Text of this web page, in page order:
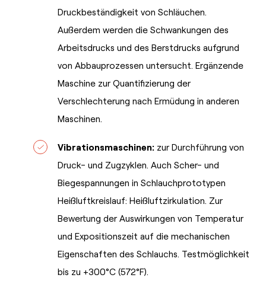
Druckbeständigkeit von Schläuchen.
Außerdem werden die Schwankungen des
Arbeitsdrucks und des Berstdrucks aufgrund
von Abbauprozessen untersucht. Ergänzende
Maschine zur Quantifizierung der
Verschlechterung nach Ermüdung in anderen
Maschinen.
Vibrationsmaschinen: zur Durchführung von
Druck- und Zugzyklen. Auch Scher- und
Biegespannungen in Schlauchprototypen
Heißluftkreislauf: Heißluftzirkulation. Zur
Bewertung der Auswirkungen von Temperatur
und Expositionszeit auf die mechanischen
Eigenschaften des Schlauchs. Testmöglichkeit
bis zu +300°C (572°F).